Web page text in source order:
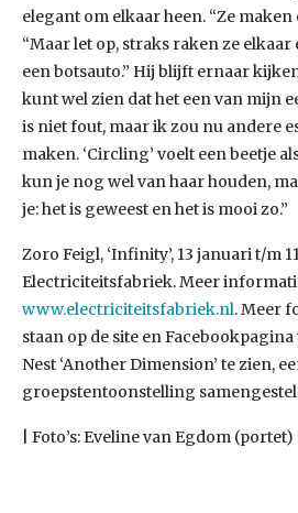
elegant om elkaar heen. “Ze maken
“Maar let op, straks raken ze elkaar
een botsauto.” Hij blijft ernaar
kunt wel zien dat het een van mijn
is niet fout, maar ik zou nu andere
maken. ‘Circling’ voelt een beetje
kun je nog wel van haar houden,
je: het is geweest en het is mooi zo.”
Zoro Feigl, ‘Infinity’, 13 januari t/m
Electriciteitsfabriek. Meer
www.electriciteitsfabriek.nl. Meer
staan op de site en
Nest ‘Another Dimension’ te zien,
groepstentoonstelling
| Foto’s: Eveline van Egdom (portet)